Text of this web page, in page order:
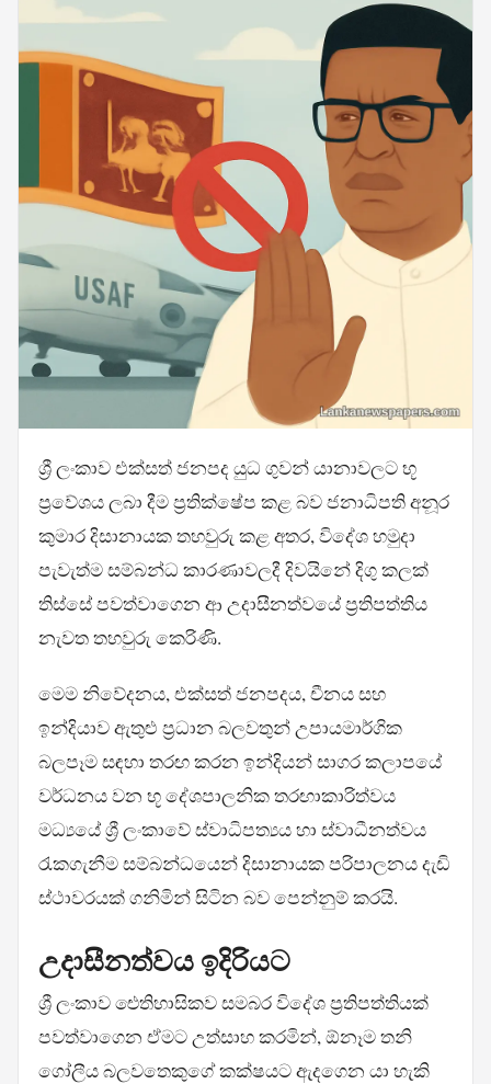
ශ්‍රී ලංකාව එක්සත් ජනපද යුධ ගුවන් යානාවලට භූ
ප්‍රවේශය ලබා දීම ප්‍රතික්ෂේප කළ බව ජනාධිපති අනූර
කුමාර දිසානායක තහවුරු කළ අතර, විදේශ හමුදා
පැවැත්ම සම්බන්ධ කාරණාවලදී දිවයිනේ දිගු කලක්
තිස්සේ පවත්වාගෙන ආ උදාසීනත්වයේ ප්‍රතිපත්තිය
නැවත තහවුරු කෙරිණි.
මෙම නිවේදනය, එක්සත් ජනපදය, චීනය සහ
ඉන්දියාව ඇතුළු ප්‍රධාන බලවතුන් උපායමාර්ගික
බලපෑම සඳහා තරඟ කරන ඉන්දියන් සාගර කලාපයේ
වර්ධනය වන භූ දේශපාලනික තරඟාකාරිත්වය
මධ්‍යයේ ශ්‍රී ලංකාවේ ස්වාධිපත්‍යය හා ස්වාධීනත්වය
රැකගැනීම සම්බන්ධයෙන් දිසානායක පරිපාලනය දැඩි
ස්ථාවරයක් ගනිමින් සිටින බව පෙන්නුම් කරයි.
උදාසීනත්වය ඉදිරියට
ශ්‍රී ලංකාව ඓතිහාසිකව සමබර විදේශ ප්‍රතිපත්තියක්
පවත්වාගෙන ඒමට උත්සාහ කරමින්, ඕනෑම තනි
ගෝලීය බලවතෙකුගේ කක්ෂයට ඇදගෙන යා හැකි